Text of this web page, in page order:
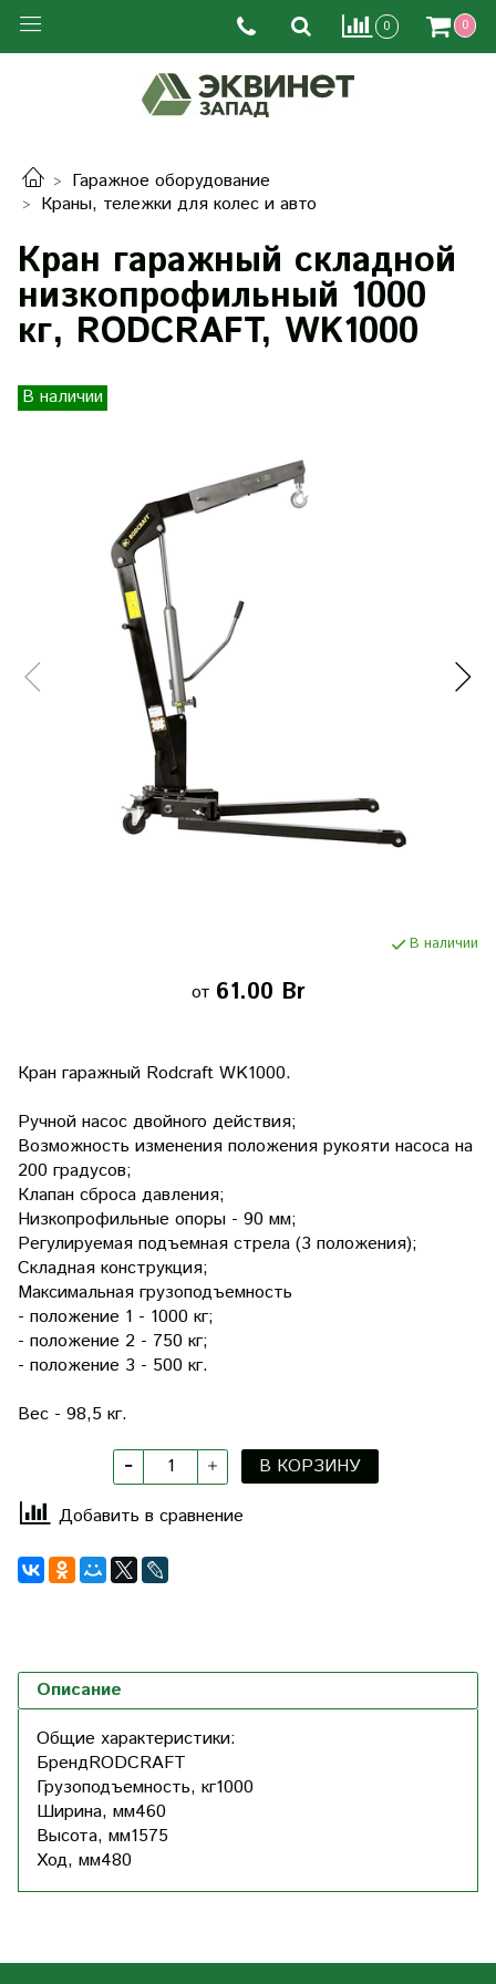
0 0
Гаражное оборудование
Краны, тележки для колес и авто
Кран гаражный складной
низкопрофильный 1000
кг, RODCRAFT, WK1000
В наличии
В наличии
от 61.00 Br
Кран гаражный Rodcraft WK1000.
Ручной насос двойного действия;
Возможность изменения положения рукояти насоса на
200 градусов;
Клапан сброса давления;
Низкопрофильные опоры - 90 мм;
Регулируемая подъемная стрела (3 положения);
Складная конструкция;
Максимальная грузоподъемность
- положение 1 - 1000 кг;
- положение 2 - 750 кг;
- положение 3 - 500 кг.
Вес - 98,5 кг.
В КОРЗИНУ
Добавить в сравнение
Описание
Общие характеристики:
БрендRODCRAFT
Грузоподъемность, кг1000
Ширина, мм460
Высота, мм1575
Ход, мм480